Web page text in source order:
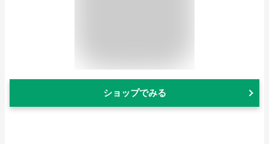
ショップでみる